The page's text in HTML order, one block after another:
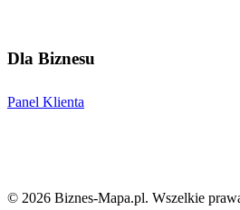
Dla Biznesu
Panel Klienta
© 2026 Biznes-Mapa.pl. Wszelkie